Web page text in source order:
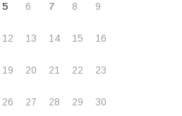
5 6 7 8 9
12 13 14 15 16
19 20 21 22 23
26 27 28 29 30